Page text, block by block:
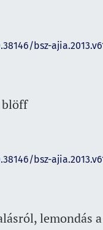
bsz-
bsz-
lemondás